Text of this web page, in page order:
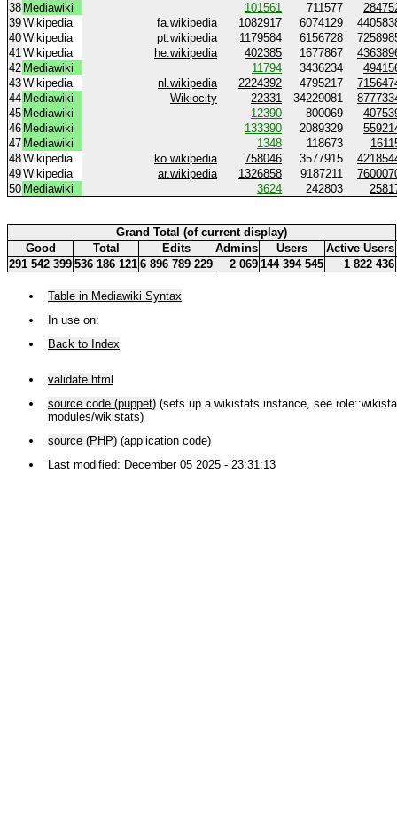
38 Mediawiki 101561 711577
39Wikipedia fa.wikipedia 1082917 6074129
40Wikipedia pt.wikipedia 1179584 6156728
41Wikipedia he.wikipedia 402385 1677867
42 Mediawiki 11794 3436234
43Wikipedia nl.wikipedia 2224392 4795217
44 Mediawiki Wikiocity 22331 34229081
45 Mediawiki 12390 800069
46 Mediawiki 133390 2089329
47 Mediawiki 1348 118673
48Wikipedia ko.wikipedia 758046 3577915
49Wikipedia ar.wikipedia 1326858 9187211
50 Mediawiki 3624 242803
Grand Total (of current display)
Good
Total Edits Admins Users
Active Users
291 542 399 536 186 121 6 896 789 229 2 069 144 394 545 1 822 436
Table in Mediawiki Syntax
In use on:
Back to Index
validate html
source code (puppet) (sets up a wikistats instance, see
modules/wikistats)
source (PHP) (application code)
Last modified: December 05 2025 - 23:31:13